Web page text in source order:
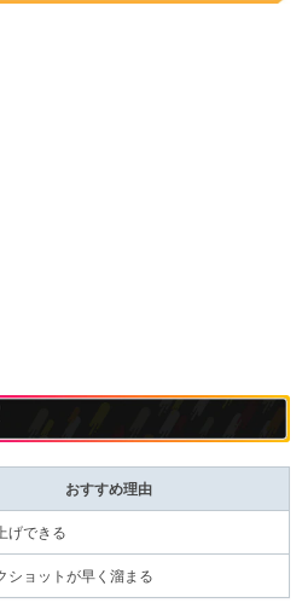
おすすめ理由
げできる
ショットが早く溜まる